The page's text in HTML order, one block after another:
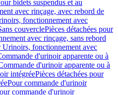
bidets suspendus et au
avec rinçage, avec rebord de
fonctionnement avec
couverclePièces détachées pour
avec rinçage, sans rebord
Urinoirs, fonctionnement avec
d'urinoir apparente ou à
d'urinoir apparente ou à
intégréePièces détachées pour
Pour commande d'urinoir
commande d'urinoir